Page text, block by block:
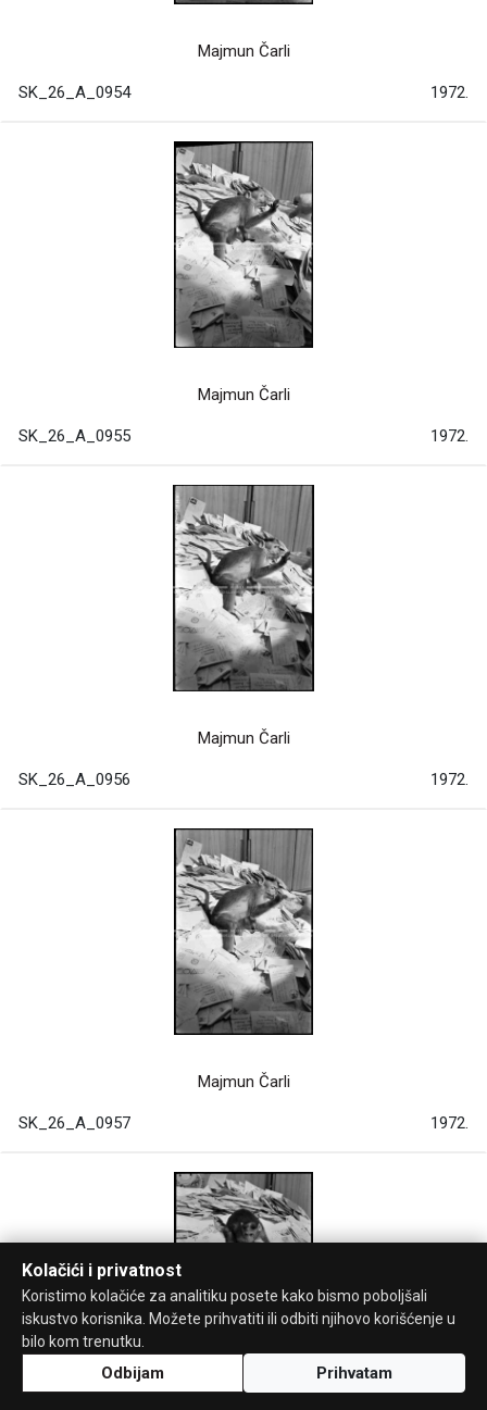
Majmun Čarli
SK_26_A_0954 1972.
Majmun Čarli
SK_26_A_0955 1972.
Majmun Čarli
SK_26_A_0956 1972.
Majmun Čarli
SK_26_A_0957 1972.
Kolačići i privatnost
Koristimo kolačiće za analitiku posete kako bismo poboljšali
iskustvo korisnika. Možete prihvatiti ili odbiti njihovo korišćenje u
bilo kom trenutku.
Odbijam Prihvatam